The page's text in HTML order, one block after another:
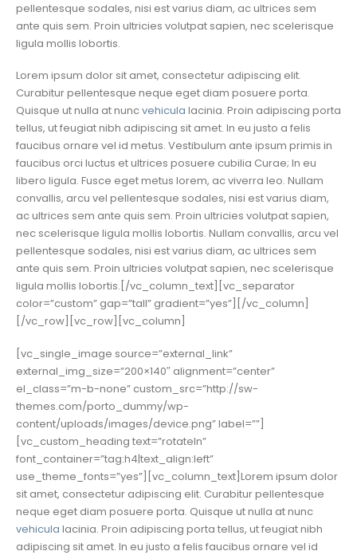
pellentesque sodales, nisi est varius diam, ac ultrices sem
ante quis sem. Proin ultricies volutpat sapien, nec scelerisque
ligula mollis lobortis.
Lorem ipsum dolor sit amet, consectetur adipiscing elit.
Curabitur pellentesque neque eget diam posuere porta.
Quisque ut nulla at nuncvehicula lacinia. Proin adipiscing porta
tellus, ut feugiat nibh adipiscing sit amet. In eu justo a felis
faucibus ornare vel id metus. Vestibulum ante ipsum primis in
faucibus orci luctus et ultrices posuere cubilia Curae; In eu
libero ligula. Fusce eget metus lorem, ac viverra leo. Nullam
convallis, arcu vel pellentesque sodales, nisi est varius diam,
ac ultrices sem ante quis sem. Proin ultricies volutpat sapien,
nec scelerisque ligula mollis lobortis. Nullam convallis, arcu vel
pellentesque sodales, nisi est varius diam, ac ultrices sem
ante quis sem. Proin ultricies volutpat sapien, nec scelerisque
ligula mollis lobortis.[/vc_column_text][vc_separator
color=”custom” gap=”tall” gradient=”yes”][/vc_column]
[/vc_row][vc_row][vc_column]
[vc_single_image source=”external_link”
external_img_size=”200×140″ alignment=”center”
el_class=”m-b-none” custom_src=”http://sw-
themes.com/porto_dummy/wp-
content/uploads/images/device.png” label=””]
[vc_custom_heading text=”rotateIn”
font_container=”tag:h4|text_align:left”
use_theme_fonts=”yes”][vc_column_text]Lorem ipsum dolor
sit amet, consectetur adipiscing elit. Curabitur pellentesque
neque eget diam posuere porta. Quisque ut nulla at nunc
vehicula lacinia. Proin adipiscing porta tellus, ut feugiat nibh
adipiscing sit amet. In eu justo a felis faucibus ornare vel id